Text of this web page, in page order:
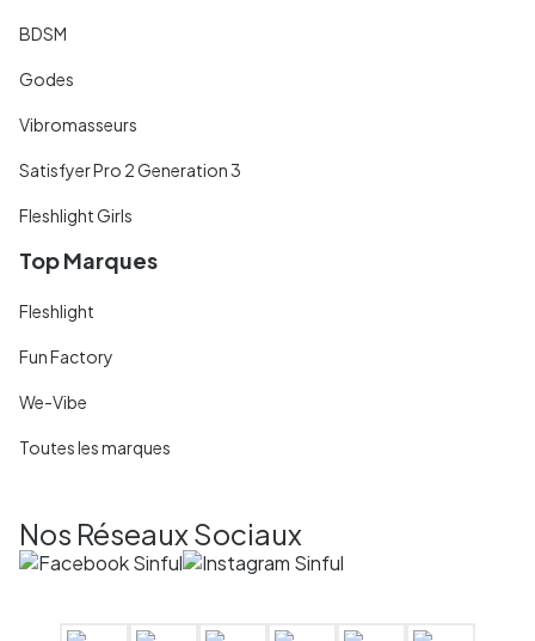
BDSM
Godes
Vibromasseurs
Satisfyer Pro 2 Generation 3
Fleshlight Girls
Top Marques
Fleshlight
Fun Factory
We-Vibe
Toutes les marques
Nos Réseaux Sociaux